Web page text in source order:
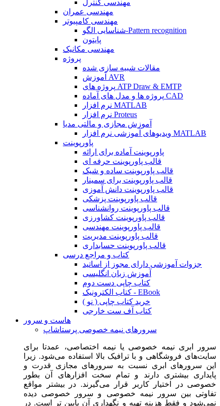
مهندسی کنترل
مهندسی عمران
مهندسی کامپیوتر
شناسایی الگو-Pattern recognition
پایتون
مهندسی مکانیک
پروژه
مقالات شبیه سازی شده
آموزش AVR
پروژه های ATP Draw & EMTP
پروژه ها و مدل های آماده CAD
نرم افزار MATLAB
نرم افزار Proteus
آموزش مجازی و مالتی مدیا
ویدیوهای آموزشی نرم افزار MATLAB
پاورپوینت
پاورپوینت آماده برای ارائه
قالب پاورپوینت حرفه ای
قالب پاورپوینت ساده و شیک
قالب پاورپوینت برای سمینار
قالب پاورپوینت دانش آموزی
قالب پاورپوینت پزشکی
قالب پاورپوینت روانشناسی
قالب پاورپوینت کشاورزی
قالب پاورپوینت مهندسی
قالب پاورپوینت مدیریت
قالب پاورپوینت حسابداری
کتاب و مراجع درسی
جزوات آموزشی دارای مجوز از اساتید
آموزش زبان انگلیسی
کتاب چاپی دست دوم
کتاب الکترونیک - EBook
خرید کتاب چاپی ( نو )
کتاب آف ست خارجی
هاست و سرور
سرورهای نیمه خصوصی پرستاشاپ
سرور ابری نیمه خصوصی یا نیمه اختصاصی، عمدتا برای
سایت‌های فروشگاهی و با ترافیک بالا استفاده می‌شود. زیرا
این سرورهای ابری نسبت به سرورهای مجازی قدرت و
پایداری بیشتری دارند و تمام سخت افزارهای آن بطور
خصوصی در اختیار کاربر قرار می‌گیرند. در بیشتر مواقع
تفاوتی بین سرور نیمه خصوصی و سرور خصوصی دیده
نمی‌شود و فقط هزینه تهیه و نگهداری آن پایین تر است. در